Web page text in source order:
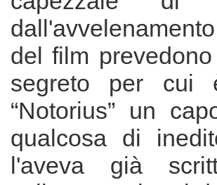
del film
segreto per cui
“Notorius” un
qualcosa di
l'aveva già